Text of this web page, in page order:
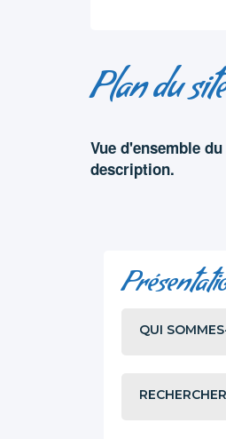
Plan du site
Vue d'ensemble
description.
QUI